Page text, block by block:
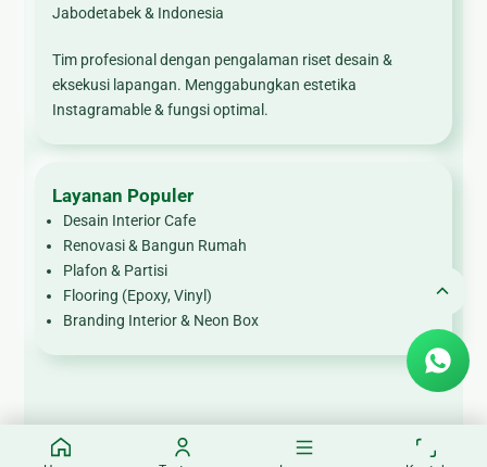
Jabodetabek & Indonesia
Tim profesional dengan pengalaman riset desain &
eksekusi lapangan. Menggabungkan estetika
Instagramable & fungsi optimal.
Layanan Populer
Desain Interior Cafe
Renovasi & Bangun Rumah
Plafon & Partisi
Flooring (Epoxy, Vinyl)
Branding Interior & Neon Box